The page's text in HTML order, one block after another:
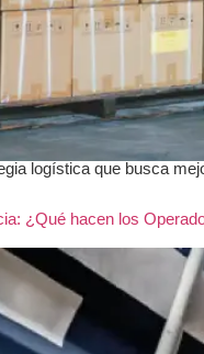
logística que busca
¿Qué hacen los